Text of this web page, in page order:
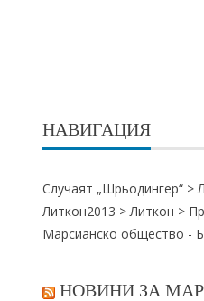
НАВИГАЦИЯ
Случаят „Шрьодингер“ >
Литкон2013 >Литкон >
Марсианско общество -
НОВИНИ ЗА